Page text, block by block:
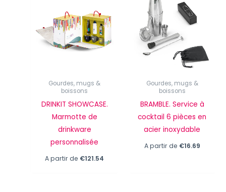
Gourdes, mugs &
boissons
DRINKIT SHOWCASE.
Marmotte de
drinkware
personnalisée
A partir de €121.54
Gourdes, mugs &
boissons
BRAMBLE. Service à
cocktail 6 pièces en
acier inoxydable
A partir de €16.69